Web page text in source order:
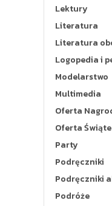
Lektury
Literatura
Literatura
Logopedia i
Modelarstwo
Multimedia
Oferta
Oferta
Party
Podręczniki
Podręczniki
Podróże